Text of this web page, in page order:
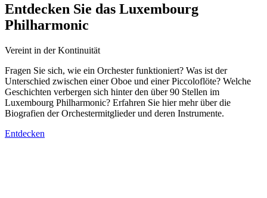
Entdecken Sie das Luxembourg
Philharmonic
Vereint in der Kontinuität
Fragen Sie sich, wie ein Orchester funktioniert? Was ist der
Unterschied zwischen einer Oboe und einer Piccoloflöte? Welche
Geschichten verbergen sich hinter den über 90 Stellen im
Luxembourg Philharmonic? Erfahren Sie hier mehr über die
Biografien der Orchestermitglieder und deren Instrumente.
Entdecken